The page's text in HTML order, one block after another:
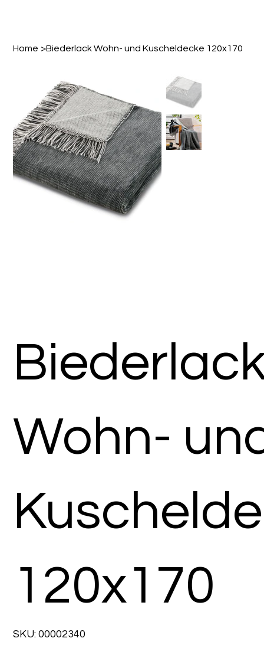
Home >Biederlack Wohn- und Kuscheldecke 120x170
Wohn-
120x170
SKU: SKU
00002340
00002340